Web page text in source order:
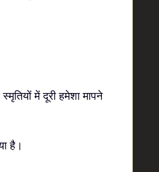
में दूरी हमेशा मापने
है।